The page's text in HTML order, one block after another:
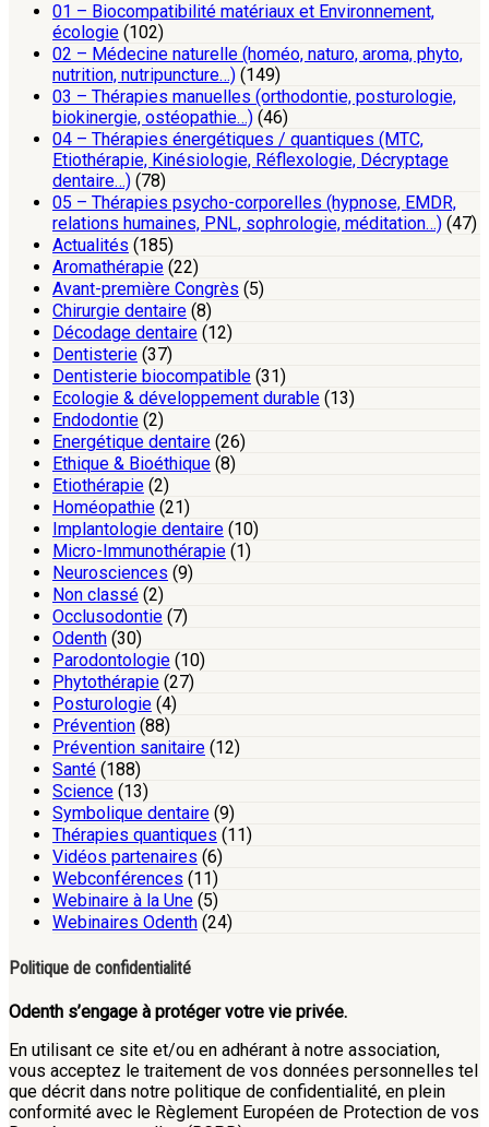
01 – Biocompatibilité matériaux et Environnement,
écologie (102)
02 – Médecine naturelle (homéo, naturo, aroma, phyto,
nutrition, nutripuncture…) (149)
03 – Thérapies manuelles (orthodontie, posturologie,
biokinergie, ostéopathie…) (46)
04 – Thérapies énergétiques / quantiques (MTC,
Etiothérapie, Kinésiologie, Réflexologie, Décryptage
dentaire…) (78)
05 – Thérapies psycho-corporelles (hypnose, EMDR,
relations humaines, PNL, sophrologie, méditation…) (47)
Actualités (185)
Aromathérapie (22)
Avant-première Congrès (5)
Chirurgie dentaire (8)
Décodage dentaire (12)
Dentisterie (37)
Dentisterie biocompatible (31)
Ecologie & développement durable (13)
Endodontie (2)
Energétique dentaire (26)
Ethique & Bioéthique (8)
Etiothérapie (2)
Homéopathie (21)
Implantologie dentaire (10)
Micro-Immunothérapie (1)
Neurosciences (9)
Non classé (2)
Occlusodontie (7)
Odenth (30)
Parodontologie (10)
Phytothérapie (27)
Posturologie (4)
Prévention (88)
Prévention sanitaire (12)
Santé (188)
Science (13)
Symbolique dentaire (9)
Thérapies quantiques (11)
Vidéos partenaires (6)
Webconférences (11)
Webinaire à la Une (5)
Webinaires Odenth (24)
Politique de confidentialité
Odenth s’engage à protéger votre vie privée.
En utilisant ce site et/ou en adhérant à notre association,
vous acceptez le traitement de vos données personnelles tel
que décrit dans notre politique de confidentialité, en plein
conformité avec le Règlement Européen de Protection de vos